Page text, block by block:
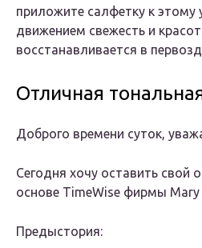
приложите салфетку к этому
движением свежесть и
восстанавливается в
Отличная
Доброго времени суток,
Сегодня хочу оставить свой
основе TimeWise фирмы Mary
Предыстория: